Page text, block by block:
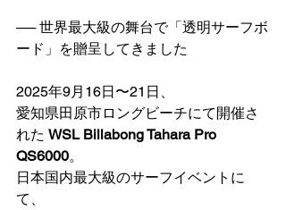
── 世界最大級の舞台で「透明サーフボ
ード」を贈呈してきました
2025年9月16日〜21日、
愛知県田原市ロングビーチにて開催さ
れた WSL Billabong Tahara Pro
QS6000。
日本国内最大級のサーフイベントに
て、